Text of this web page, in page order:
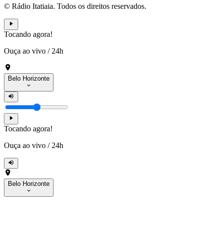
© Rádio Itatiaia. Todos os direitos reservados.
Tocando agora!
Ouça ao vivo / 24h
Belo Horizonte
Tocando agora!
Ouça ao vivo / 24h
Belo Horizonte